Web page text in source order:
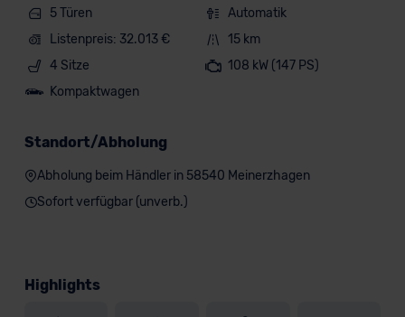
5 Türen
Automatik
Listenpreis: 32.013 €
15 km
4 Sitze
108 kW (147 PS)
Kompaktwagen
Standort/Abholung
Abholung beim Händler in 58540 Meinerzhagen
Sofort verfügbar (unverb.)
Highlights